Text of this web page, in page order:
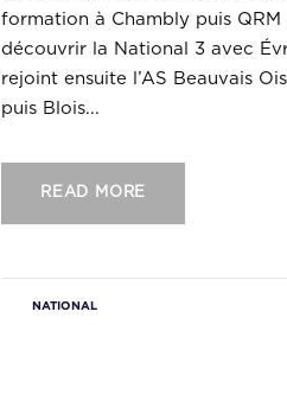
formation à Chambly puis QRM
découvrir la National 3 avec
rejoint ensuite l’AS Beauvais
puis Blois...
READ MORE
NATIONAL